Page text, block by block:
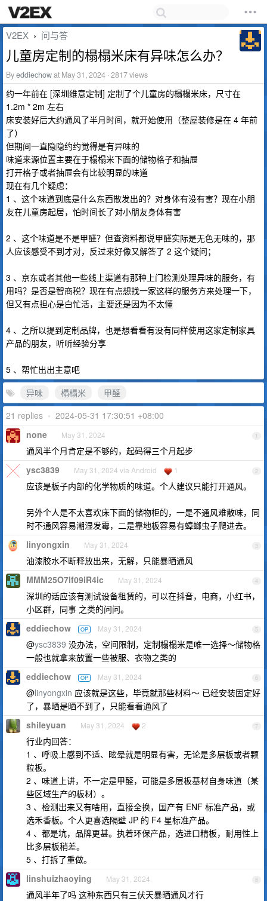
V2EX › 问与答
儿童房定制的榻榻米床有异味怎么办？
Byeddiechowat May 31, 2024 · 2817 views
约一年前在 [深圳维意定制] 定制了个儿童房的榻榻米床，尺寸在
1.2m * 2m 左右
床安装好后大约通风了半月时间，就开始使用（整屋装修是在 4 年前
了）
但期间一直隐隐约约觉得是有异味的
味道来源位置主要在于榻榻米下面的储物格子和抽屉
打开格子或者抽屉会有比较明显的味道
现在有几个疑虑：
1 、这个味道到底是什么东西散发出的？对身体有没有害？现在小朋
友在儿童房起居，怕时间长了对小朋友身体有害
2 、这个味道是不是甲醛？但查资料都说甲醛实际是无色无味的，那
人应该感受不到才对，反过来好像又解答了 2 这个疑问；
3 、京东或者其他一些线上渠道有那种上门检测处理异味的服务，有
用吗？是否是智商税？现在有点想找一家这样的服务方来处理一下，
但又有点担心是白忙活，主要还是因为不太懂
4 、之所以提到定制品牌，也是想看看有没有同样使用这家定制家具
产品的朋友，听听经验分享
5 、帮忙出出主意吧
异味
榻榻米
甲醛
21 replies • 2024-05-31 17:30:51 +08:00
1
none May 31, 2024
通风半个月肯定是不够的，起码得三个月起步
2
ysc3839 May 31, 2024 via Android 1
应该是板子内部的化学物质的味道。个人建议只能打开通风。
另外个人是不太喜欢床下面的储物柜的，一是不通风难散味，同
时不通风容易潮湿发霉，二是靠地板容易有蟑螂虫子爬进去。
3
linyongxin May 31, 2024
油漆胶水不断释放出来，无解，只能暴晒通风
4
MMM25O7lf09iR4ic May 31, 2024
深圳的话应该有测试设备租赁的，可以在抖音，电商，小红书，
小区群，同事 之类的问问。
5
eddiechow OP May 31, 2024
@ysc3839 没办法，空间限制，定制榻榻米是唯一选择～储物格
一般也就拿来放置一些被服、衣物之类的
6
eddiechow OP May 31, 2024
@linyongxin 应该就是这些，毕竟就那些材料～ 已经安装固定好
了，暴晒是晒不到了，只能看看通风了
7
shileyuan May 31, 2024 2
行业内回答：
1 、呼吸上感到不适、眩晕就是明显有害，无论是多层板或者颗
粒板。
2 、味道上讲，不一定是甲醛，可能是多层板基材自身味道（某
些区域生产的板材）。
3 、检测出来又有啥用，直接全换，国产有 ENF 标准产品，或
选禾香板。个人更喜选隔壁 JP 的 F4 星标准产品。
4 、都是坑，品牌更甚。执着环保产品，选进口精板，耐用性上
比多层板稍差。
5 、打拆了重做。
8
linshuizhaoying May 31, 2024
通风半年了吗 这种东西只有三伏天暴晒通风才行